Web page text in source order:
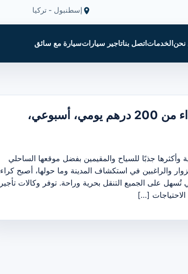
إسطنبول - تركيا
نحن الخدمات اتصل بناتاجير سياراتسيارة مع سائق
تاجير السيارات في تطوان : ابتداء من 200 درهم يومي، أسبوعي،
جذبًا للسياح والمقيمين بفضل موقعها الساحلي
والراغبين في استكشاف المدينة وما حولها، أصبح كراء
على الجميع التنقل بحرية وراحة. توفر وكالات تأجير
[…]